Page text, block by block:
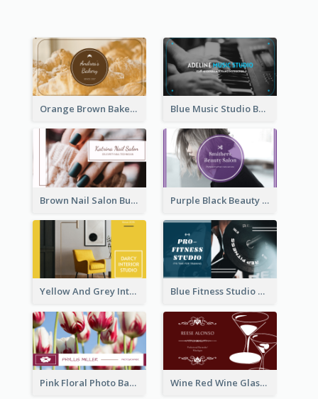
Orange Brown Bakery Business Card Blue Music Studio Business Card
Brown Nail Salon Business Card Purple Black Beauty Salon Business Card
Yellow And Grey Interior Studio Business Card Blue Fitness Studio Business Card
Pink Floral Photo Background Photographer Business Card Wine Red Wine Glass Bartender Business Card